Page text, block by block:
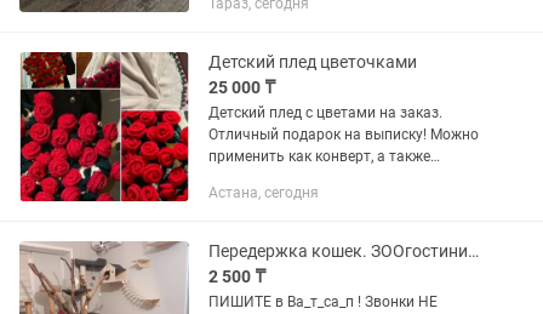
наполнитель , капли от глистов.
Тараз, сегодня
Детский плед цветочками
25 000 ₸
Детский плед с цветами на заказ.
Отличный подарок на выписку! Можно
применить как конверт, а также
Отлично подойдёт как лежанка для
Астана, сегодня
Передержка кошек. ЗООгостиница
2 500 ₸
ПИШИТЕ в Ва_т_са_п ! Звонки НЕ